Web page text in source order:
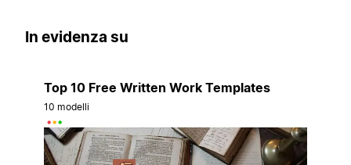
In evidenza su
Top 10 Free Written Work Templates
10 modelli